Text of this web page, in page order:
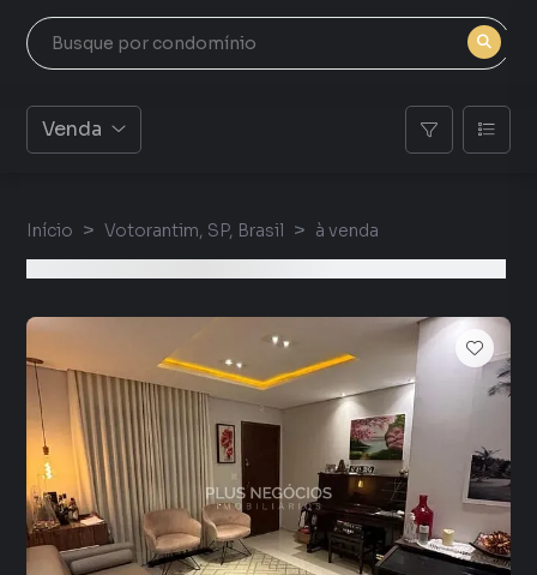
Venda
Início Votorantim, SP, Brasil à venda